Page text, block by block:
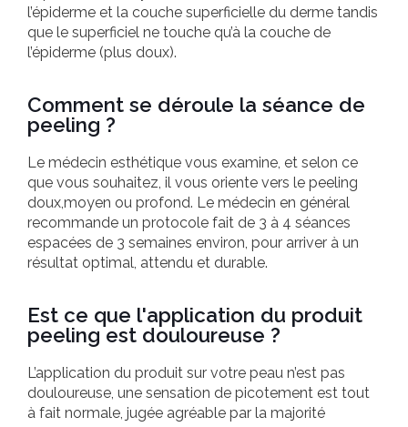
l’épiderme et la couche superficielle du derme tandis
que le superficiel ne touche qu’à la couche de
l’épiderme (plus doux).
Comment se déroule la séance de
peeling ?
Le médecin esthétique vous examine, et selon ce
que vous souhaitez, il vous oriente vers le peeling
doux,moyen ou profond. Le médecin en général
recommande un protocole fait de 3 à 4 séances
espacées de 3 semaines environ, pour arriver à un
résultat optimal, attendu et durable.
Est ce que l'application du produit
peeling est douloureuse ?
L’application du produit sur votre peau n’est pas
douloureuse, une sensation de picotement est tout
à fait normale, jugée agréable par la majorité